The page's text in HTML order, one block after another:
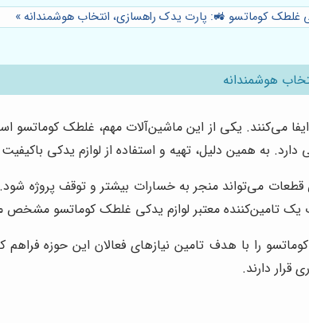
غلطک کوماتسو 🚜: پارت یدک راهسازی، انتخاب هوشمندانه»
هوشمندانه
می‌کنند. یکی از این ماشین‌آلات مهم، غلطک کوماتسو
به همین دلیل، تهیه و استفاده از لوازم یدکی
می‌تواند منجر به خسارات بیشتر و توقف پروژه شود.
یک تامین‌کننده معتبر لوازم یدکی غلطک کوماتسو
را با هدف تامین نیازهای فعالان این حوزه
قرار دارند.